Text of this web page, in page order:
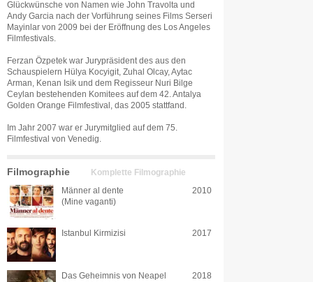
Glückwünsche von Namen wie John Travolta und
Andy Garcia nach der Vorführung seines Films Serseri
Mayinlar von 2009 bei der Eröffnung des Los Angeles
Filmfestivals.
Ferzan Özpetek war Jurypräsident des aus den
Schauspielern Hülya Kocyigit, Zuhal Olcay, Aytac
Arman, Kenan Isik und dem Regisseur Nuri Bilge
Ceylan bestehenden Komitees auf dem 42. Antalya
Golden Orange Filmfestival, das 2005 stattfand.
Im Jahr 2007 war er Jurymitglied auf dem 75.
Filmfestival von Venedig.
Filmographie Komplette Filmographie
Männer al dente
(Mine vaganti)
2010
Istanbul Kirmizisi 2017
Das Geheimnis von Neapel
2018